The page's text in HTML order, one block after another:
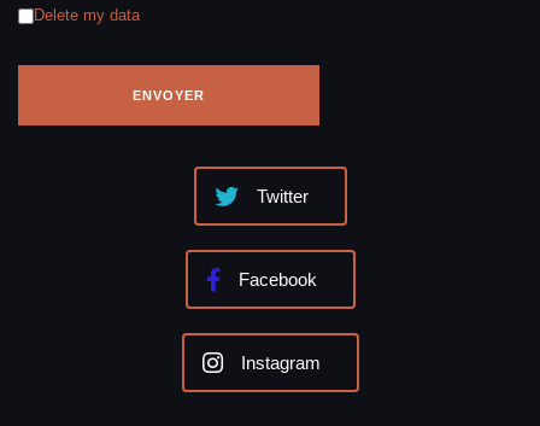
Delete my data
Twitter
Facebook
Instagram